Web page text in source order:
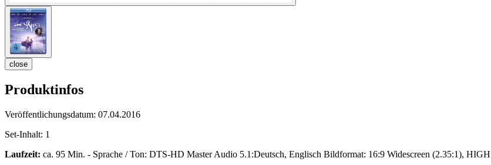
close
Produktinfos
Veröffentlichungsdatum: 07.04.2016
Set-Inhalt: 1
Laufzeit: ca. 95 Min. - Sprache / Ton: DTS-HD Master Audio 5.1:Deutsch, Englisch Bildformat: 16:9 Widescreen (2.35:1),